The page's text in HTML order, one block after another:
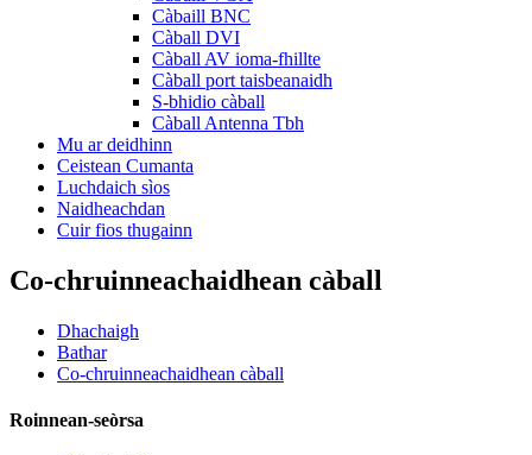
Càbaill BNC
Càball DVI
Càball AV ioma-fhillte
Càball port taisbeanaidh
S-bhidio càball
Càball Antenna Tbh
Mu ar deidhinn
Ceistean Cumanta
Luchdaich sìos
Naidheachdan
Cuir fios thugainn
Co-chruinneachaidhean càball
Dhachaigh
Bathar
Co-chruinneachaidhean càball
Roinnean-seòrsa